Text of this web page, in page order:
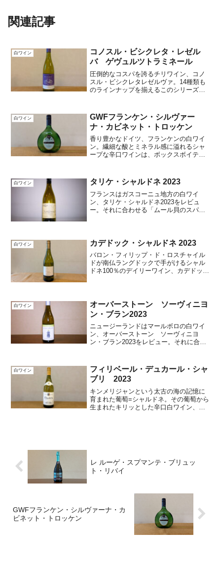
関連記事
白ワイン
コノスル・ビシクレタ・レゼル
バ ゲヴュルツトラミネール
圧倒的なコスパを誇るチリワイン、コノ
スル・ビシクレタレゼルヴァ。14種類も
のラインナップを揃えるこのシリーズか
て合わせるアテ、「エビの香味炒め」の
レシピを添えて。
白ワイン
GWFフランケン・シルヴァー
ナ・カビネット・トロッケン
香り豊かなドイツ、フランケンの白ワイ
ン。繊細な酸とミネラル感に溢れるシャ
ープな辛口ワインは、ボックスボイテル
る洋風冷やっことツナのカナッペ。
白ワイン タリケ・シャルドネ 2023
フランスはガスコーニュ地方の白ワイ
ン、タリケ・シャルドネ2023をレビュ
ー。それに合わせる「ムール貝のスパゲ
白ワイン カデドック・シャルドネ 2023
バロン・フィリップ・ド・ロスチャイル
ドが南仏ラングドックで手がけるシャル
ドネ100％のデイリーワイン、カデドッ
白ワイン
オーバーストーン ソーヴィニヨ
ン・ブラン2023
ニュージーランドはマールボロの白ワイ
ン、オーバーストーン ソーヴィニヨ
ン・ブラン2023をレビュー。それに合わ
白ワイン
フィリベール・デュカール・シャ
ブリ 2023
キンメリジャンという太古の海の記憶に
育まれた葡萄=シャルドネ。その葡萄から
生まれたキリッとした辛口白ワイン、シ
レ ルーゲ・スプマンテ・ブリュッ
ト・リバイ
GWFフランケン・シルヴァーナ・カ
ビネット・トロッケン